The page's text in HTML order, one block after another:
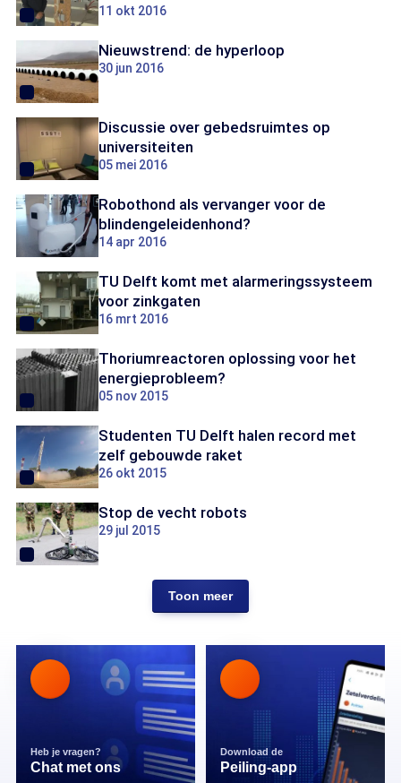
11 okt 2016
Nieuwstrend: de hyperloop
30 jun 2016
Discussie over gebedsruimtes op
universiteiten
05 mei 2016
Robothond als vervanger voor de
blindengeleidenhond?
14 apr 2016
TU Delft komt met alarmeringssysteem
voor zinkgaten
16 mrt 2016
Thoriumreactoren oplossing voor het
energieprobleem?
05 nov 2015
Studenten TU Delft halen record met
zelf gebouwde raket
26 okt 2015
Stop de vecht robots
29 jul 2015
Toon meer
Heb je vragen?
Chat met ons
Download de
Peiling-app